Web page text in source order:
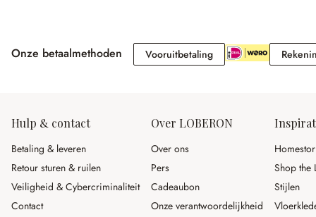
Onze betaalmethoden VooruitbetalingVooruitbetaling
Hulp & contact
Betaling & leveren
Retour sturen & ruilen
Veiligheid & Cybercriminaliteit
Contact
Over LOBERON
Over ons
Pers
Cadeaubon
Onze verantwoordelijkheid
Shop the
Stijlen